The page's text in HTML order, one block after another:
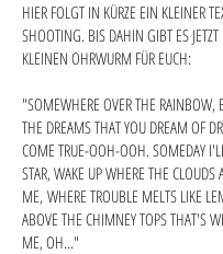
HIER FOLGT IN KÜRZE EIN KLEINER
SHOOTING. BIS DAHIN GIBT ES
KLEINEN OHRWURM FÜR EUCH:
"SOMEWHERE OVER THE RAINBOW,
THE DREAMS THAT YOU DREAM OF
COME TRUE-OOH-OOH. SOMEDAY
STAR, WAKE UP WHERE THE CLOUDS
ME, WHERE TROUBLE MELTS LIKE
ABOVE THE CHIMNEY TOPS THAT'S
ME, OH..."​